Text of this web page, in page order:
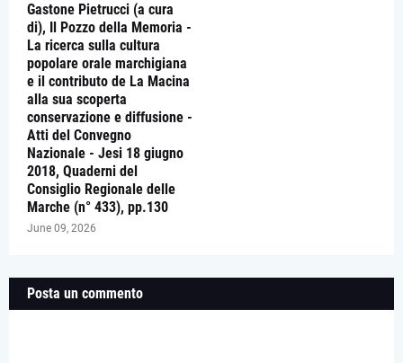
Gastone Pietrucci (a cura
di), Il Pozzo della Memoria -
La ricerca sulla cultura
popolare orale marchigiana
e il contributo de La Macina
alla sua scoperta
conservazione e diffusione -
Atti del Convegno
Nazionale - Jesi 18 giugno
2018, Quaderni del
Consiglio Regionale delle
Marche (n° 433), pp.130
June 09, 2026
Posta un commento